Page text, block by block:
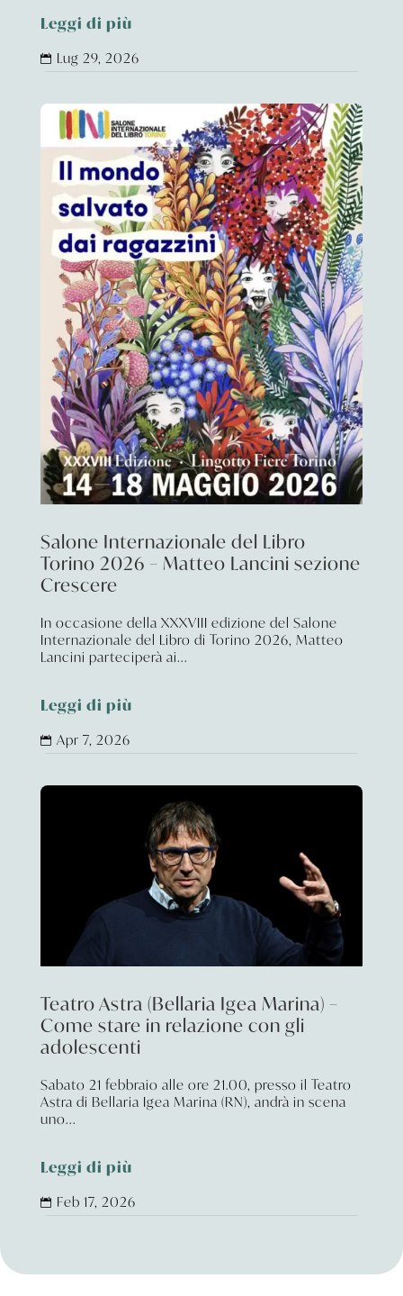
Leggi di più
 Lug 29, 2026
Salone Internazionale del Libro
Torino 2026 – Matteo Lancini sezione
Crescere
In occasione della XXXVIII edizione del Salone
Internazionale del Libro di Torino 2026, Matteo
Lancini parteciperà ai...
Leggi di più
 Apr 7, 2026
Teatro Astra (Bellaria Igea Marina) –
Come stare in relazione con gli
adolescenti
Sabato 21 febbraio alle ore 21.00, presso il Teatro
Astra di Bellaria Igea Marina (RN), andrà in scena
uno...
Leggi di più
 Feb 17, 2026